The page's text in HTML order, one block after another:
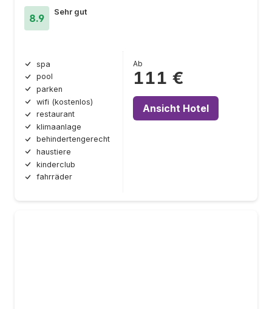
8.9
Sehr gut
spa
pool
parken
wifi (kostenlos)
restaurant
klimaanlage
behindertengerecht
haustiere
kinderclub
fahrräder
Ab
111 €
Ansicht Hotel